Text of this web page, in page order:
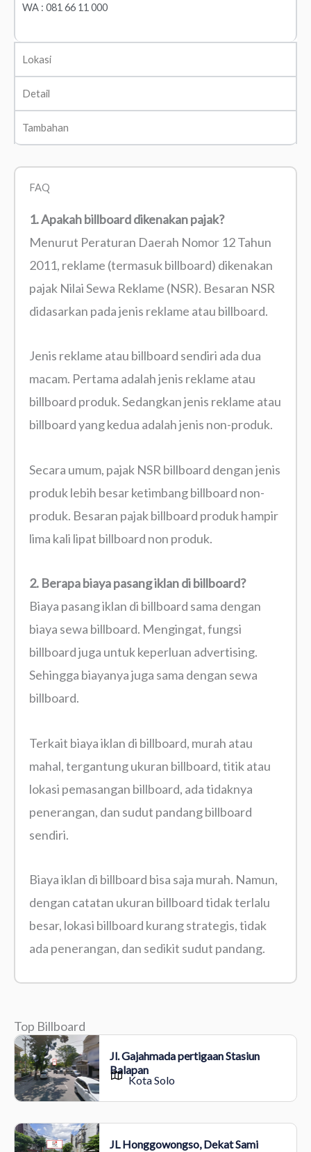
WA : 081 66 11 000
Lokasi
Detail
Tambahan
FAQ
1. Apakah billboard dikenakan pajak?
Menurut Peraturan Daerah Nomor 12 Tahun
2011, reklame (termasuk billboard) dikenakan
pajak Nilai Sewa Reklame (NSR). Besaran NSR
didasarkan pada jenis reklame atau billboard.
Jenis reklame atau billboard sendiri ada dua
macam. Pertama adalah jenis reklame atau
billboard produk. Sedangkan jenis reklame atau
billboard yang kedua adalah jenis non-produk.
Secara umum, pajak NSR billboard dengan jenis
produk lebih besar ketimbang billboard non-
produk. Besaran pajak billboard produk hampir
lima kali lipat billboard non produk.
2. Berapa biaya pasang iklan di billboard?
Biaya pasang iklan di billboard sama dengan
biaya sewa billboard. Mengingat, fungsi
billboard juga untuk keperluan advertising.
Sehingga biayanya juga sama dengan sewa
billboard.
Terkait biaya iklan di billboard, murah atau
mahal, tergantung ukuran billboard, titik atau
lokasi pemasangan billboard, ada tidaknya
penerangan, dan sudut pandang billboard
sendiri.
Biaya iklan di billboard bisa saja murah. Namun,
dengan catatan ukuran billboard tidak terlalu
besar, lokasi billboard kurang strategis, tidak
ada penerangan, dan sedikit sudut pandang.
Top Billboard
Jl. Gajahmada pertigaan Stasiun
Balapan
Kota Solo
JL Honggowongso, Dekat Sami